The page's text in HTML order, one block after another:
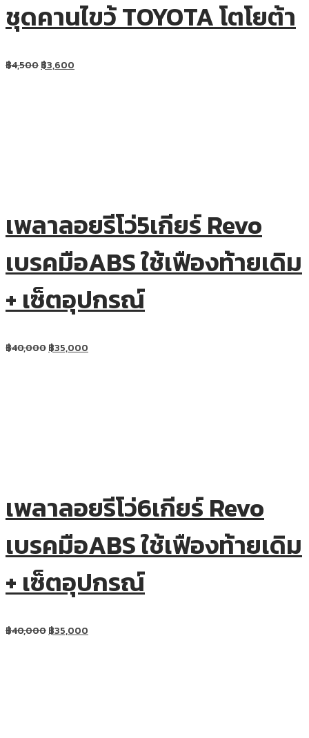
ชุดคานไขว้ TOYOTA โตโยต้า
฿4,500฿3,600
เพลาลอยรีโว่5เกียร์ Revo
เบรคมือABS ใช้เฟืองท้ายเดิม
+ เซ็ตอุปกรณ์
฿40,000฿35,000
เพลาลอยรีโว่6เกียร์ Revo
เบรคมือABS ใช้เฟืองท้ายเดิม
+ เซ็ตอุปกรณ์
฿40,000฿35,000